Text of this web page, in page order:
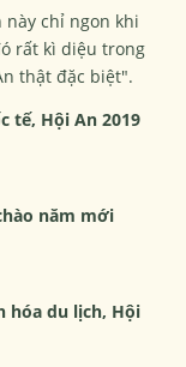
này chỉ ngon khi
rất kì diệu trong
thật đặc biệt".
tế, Hội An 2019
năm mới
hóa du lịch, Hội